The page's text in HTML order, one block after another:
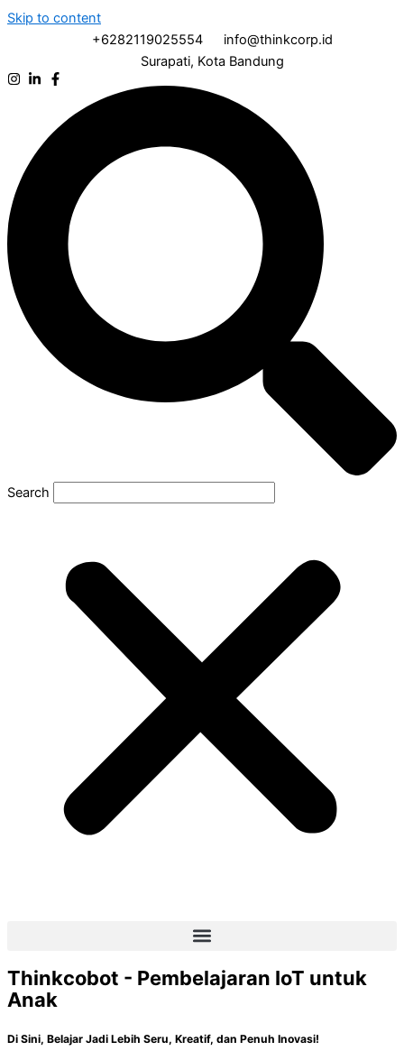
Skip to content
+6282119025554
info@thinkcorp.id
Surapati, Kota Bandung
Search
Thinkcobot - Pembelajaran IoT untuk
Anak
Di Sini, Belajar Jadi Lebih Seru, Kreatif, dan Penuh Inovasi!